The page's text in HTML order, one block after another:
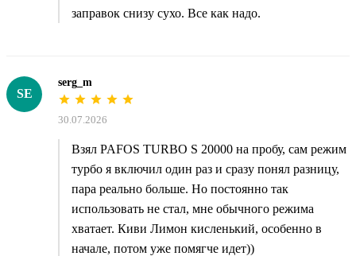
заправок снизу сухо. Все как надо.
SE
serg_m
30.07.2026
Взял PAFOS TURBO S 20000 на пробу, сам режим
турбо я включил один раз и сразу понял разницу,
пара реально больше. Но постоянно так
использовать не стал, мне обычного режима
хватает. Киви Лимон кисленький, особенно в
начале, потом уже помягче идет))